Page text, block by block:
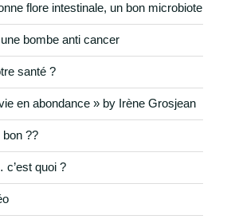
flore intestinale, un bon microbiote
bombe anti cancer
santé ?
en abondance » by Irène Grosjean
??
quoi ?